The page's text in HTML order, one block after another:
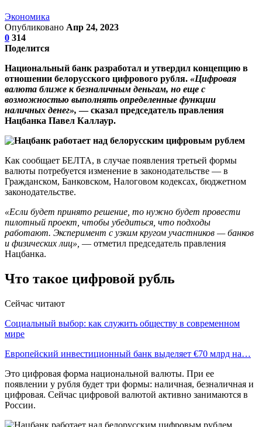
Экономика
Опубликовано Апр 24, 2023
0 314
Поделится
Национальный банк разработал и утвердил концепцию в
отношении белорусского цифрового рубля. «Цифровая
валюта ближе к безналичным деньгам, но еще с
возможностью выполнять определенные функции
наличных денег»,— сказал председатель правления
Нацбанка Павел Каллаур.
Как сообщает БЕЛТА, в случае появления третьей формы
валюты потребуется изменение в законодательстве — в
Гражданском, Банковском, Налоговом кодексах, бюджетном
законодательстве.
«Если будет принято решение, то нужно будет провести
пилотный проект, чтобы убедиться, что подходы
работают. Эксперимент с узким кругом участников — банков
и физических лиц», — отметил председатель правления
Нацбанка.
Что такое цифровой рубль
Сейчас читают
Социальный выбор: как служить обществу в современном
мире
Европейский инвестиционный банк выделяет €70 млрд на…
Это цифровая форма национальной валюты. При ее
появлении у рубля будет три формы: наличная, безналичная и
цифровая. Сейчас цифровой валютой активно занимаются в
России.